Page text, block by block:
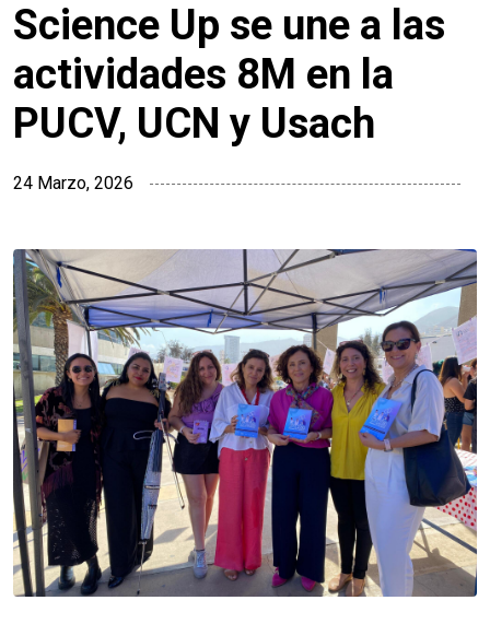
Science Up se une a las
actividades 8M en la
PUCV, UCN y Usach
24 Marzo, 2026